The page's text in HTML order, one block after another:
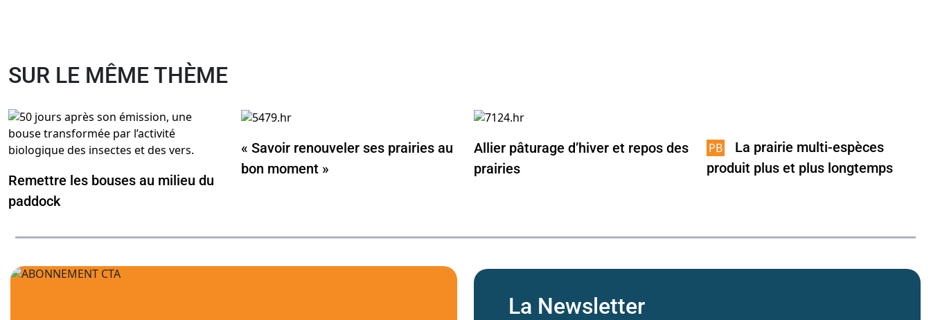
SUR LE MÊME THÈME
Remettre les bouses au milieu du
paddock
« Savoir renouveler ses prairies au
bon moment »
Allier pâturage d’hiver et repos des
prairies
La prairie multi-espèces
produit plus et plus longtemps
La Newsletter